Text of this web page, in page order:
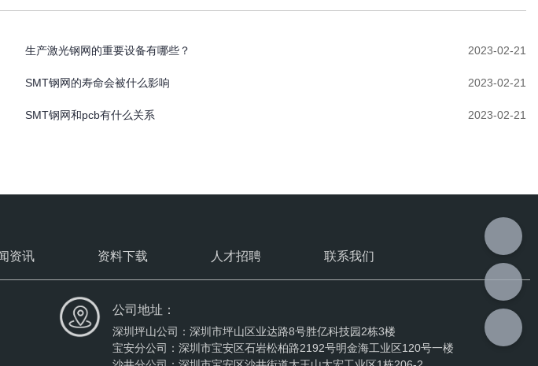
2023-02-21
生产激光钢网的重要设备有哪些？
2023-02-21
SMT钢网的寿命会被什么影响
2023-02-21
SMT钢网和pcb有什么关系
资讯 资料下载 人才招聘 联系我们
公司地址：
深圳坪山公司：深圳市坪山区业达路8号胜亿科技园2栋3楼
宝安分公司：深圳市宝安区石岩松柏路2192号明金海工业区120号一楼